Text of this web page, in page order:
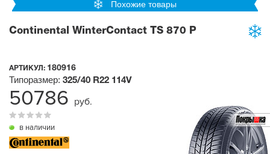
Похожие товары
Continental WinterContact TS 870 P
АРТИКУЛ: 180916
в наличии
Типоразмер: 325/40 R22 114V
50786 руб.